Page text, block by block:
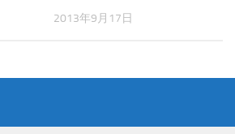
2013年9月17日